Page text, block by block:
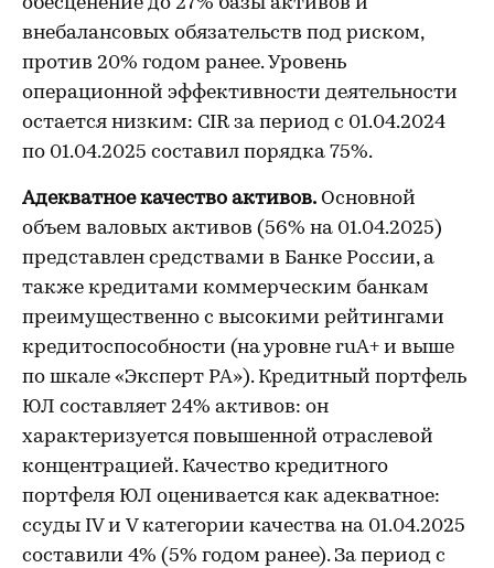
внебалансовых обязательств под риском,
против 20% годом ранее. Уровень
операционной эффективности деятельности
остается низким: CIR за период с 01.04.2024
по 01.04.2025 составил порядка 75%.
Адекватное качество активов. Основной
объем валовых активов (56% на 01.04.2025)
представлен средствами в Банке России, а
также кредитами коммерческим банкам
преимущественно с высокими рейтингами
кредитоспособности (на уровне ruA+ и выше
по шкале «Эксперт РА»). Кредитный портфель
ЮЛ составляет 24% активов: он
характеризуется повышенной отраслевой
концентрацией. Качество кредитного
портфеля ЮЛ оценивается как адекватное:
ссуды IV и V категории качества на 01.04.2025
составили 4% (5% годом ранее). За период с